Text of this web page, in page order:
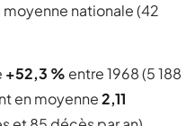
nationale (42
+52,3 % entre 1968 (5 188
en moyenne2,11